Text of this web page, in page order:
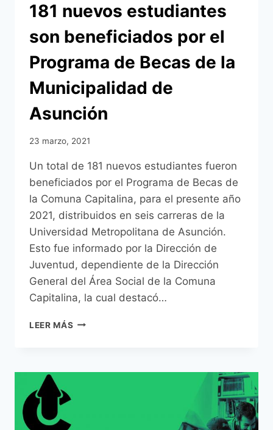
181 nuevos estudiantes
son beneficiados por el
Programa de Becas de la
Municipalidad de
Asunción
23 marzo, 2021
Un total de 181 nuevos estudiantes fueron
beneficiados por el Programa de Becas de
la Comuna Capitalina, para el presente año
2021, distribuidos en seis carreras de la
Universidad Metropolitana de Asunción.
Esto fue informado por la Dirección de
Juventud, dependiente de la Dirección
General del Área Social de la Comuna
Capitalina, la cual destacó…
LEER MÁS 181
BENEFICIADOS